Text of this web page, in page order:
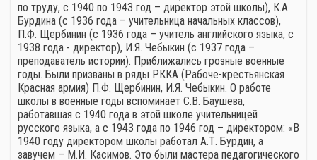
по труду, с 1940 по 1943 год – директор этой школы), К.А.
Бурдина (с 1936 года – учительница начальных классов),
П.Ф. Щербинин (с 1936 года – учитель английского языка, с
1938 года - директор), И.Я. Чебыкин (с 1937 года –
преподаватель истории). Приближались грозные военные
годы. Были призваны в ряды РККА (Рабоче-крестьянская
Красная армия) П.Ф. Щербинин, И.Я. Чебыкин. О работе
школы в военные годы вспоминает С.В. Баушева,
работавшая с 1940 года в этой школе учительницей
русского языка, а с 1943 года по 1946 год – директором: «В
1940 году директором школы работал А.Т. Бурдин, а
завучем – М.И. Касимов. Это были мастера педагогического